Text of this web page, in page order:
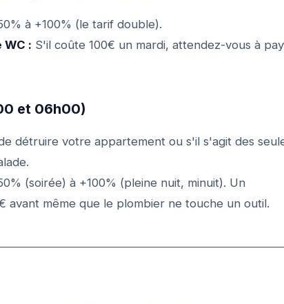
à +100% (le tarif double).
: S'il coûte 100€ un mardi, attendez-vous à
et 06h00)
détruire votre appartement ou s'il s'agit des
(soirée) à +100% (pleine nuit, minuit). Un
même que le plombier ne touche un outil.